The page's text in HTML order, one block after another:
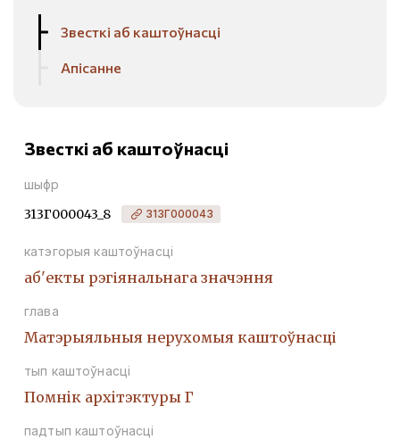
Звесткі аб каштоўнасці
Апісанне
Звесткі аб каштоўнасці
шыфр
313Г000043_8 313Г000043
катэгорыя каштоўнасці
аб'екты рэгіянальнага значэння
глава
Матэрыяльныя нерухомыя каштоўнасці
тып каштоўнасці
Помнiк архiтэктуры Г
падтып каштоўнасці